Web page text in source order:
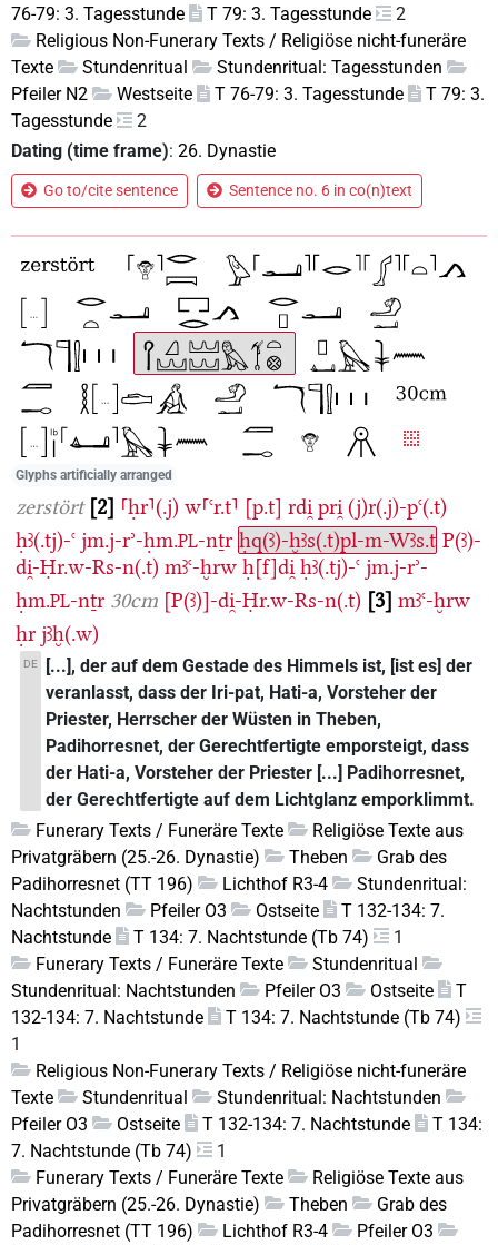
76-79: 3. Tagesstunde
T 79: 3. Tagesstunde
2
Religious Non-Funerary Texts / Religiöse nicht-funeräre
Texte
Stundenritual
Stundenritual: Tagesstunden
Pfeiler N2
Westseite T 76-79: 3. Tagesstunde
T 79: 3.
Tagesstunde
2
Dating (time frame): 26. Dynastie
Go to/cite sentence Sentence no. 6 in co(n)text
Glyphs artificially arranged
zerstört 2 ⸢ḥr⸣(.j) w⸢ꜥr.t⸣ [p.t] rdi̯ pri̯ (j)r(.j)-pꜥ(.t)
ḥꜣ(.tj)-ꜥ jm.j-rʾ-ḥm.PL-nṯr ḥq(ꜣ)-ḫꜣs(.t)pl-m-Wꜣs.t P(ꜣ)-
di̯-Ḥr.w-Rs-n(.t) mꜣꜥ-ḫrw ḥ[f]di̯ ḥꜣ(.tj)-ꜥ jm.j-rʾ-
ḥm.PL-nṯr 30cm [P(ꜣ)]-di̯-Ḥr.w-Rs-n(.t) 3 mꜣꜥ-ḫrw
ḥr jꜣḫ(.w)
DE
[...], der auf dem Gestade des Himmels ist, [ist es] der
veranlasst, dass der Iri-pat, Hati-a, Vorsteher der
Priester, Herrscher der Wüsten in Theben,
Padihorresnet, der Gerechtfertigte emporsteigt, dass
der Hati-a, Vorsteher der Priester [...] Padihorresnet,
der Gerechtfertigte auf dem Lichtglanz emporklimmt.
Funerary Texts / Funeräre Texte
Religiöse Texte aus
Privatgräbern (25.-26. Dynastie)
Theben
Grab des
Padihorresnet (TT 196)
Lichthof R3-4
Stundenritual:
Nachtstunden
Pfeiler O3 Ostseite
T 132-134: 7.
Nachtstunde
T 134: 7. Nachtstunde (Tb 74)
1
Funerary Texts / Funeräre Texte
Stundenritual
Stundenritual: Nachtstunden
Pfeiler O3 Ostseite
T
132-134: 7. Nachtstunde
T 134: 7. Nachtstunde (Tb 74)
1
Religious Non-Funerary Texts / Religiöse nicht-funeräre
Texte
Stundenritual
Stundenritual: Nachtstunden
Pfeiler O3
Ostseite T 132-134: 7. Nachtstunde
T 134:
7. Nachtstunde (Tb 74)
1
Funerary Texts / Funeräre Texte
Religiöse Texte aus
Privatgräbern (25.-26. Dynastie)
Theben
Grab des
Padihorresnet (TT 196)
Lichthof R3-4
Pfeiler O3